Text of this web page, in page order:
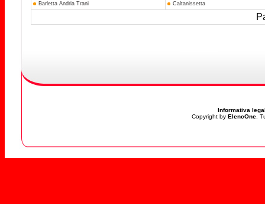
Barletta Andria Trani
Caltanissetta
Informativa
Copyright by ElencOne.